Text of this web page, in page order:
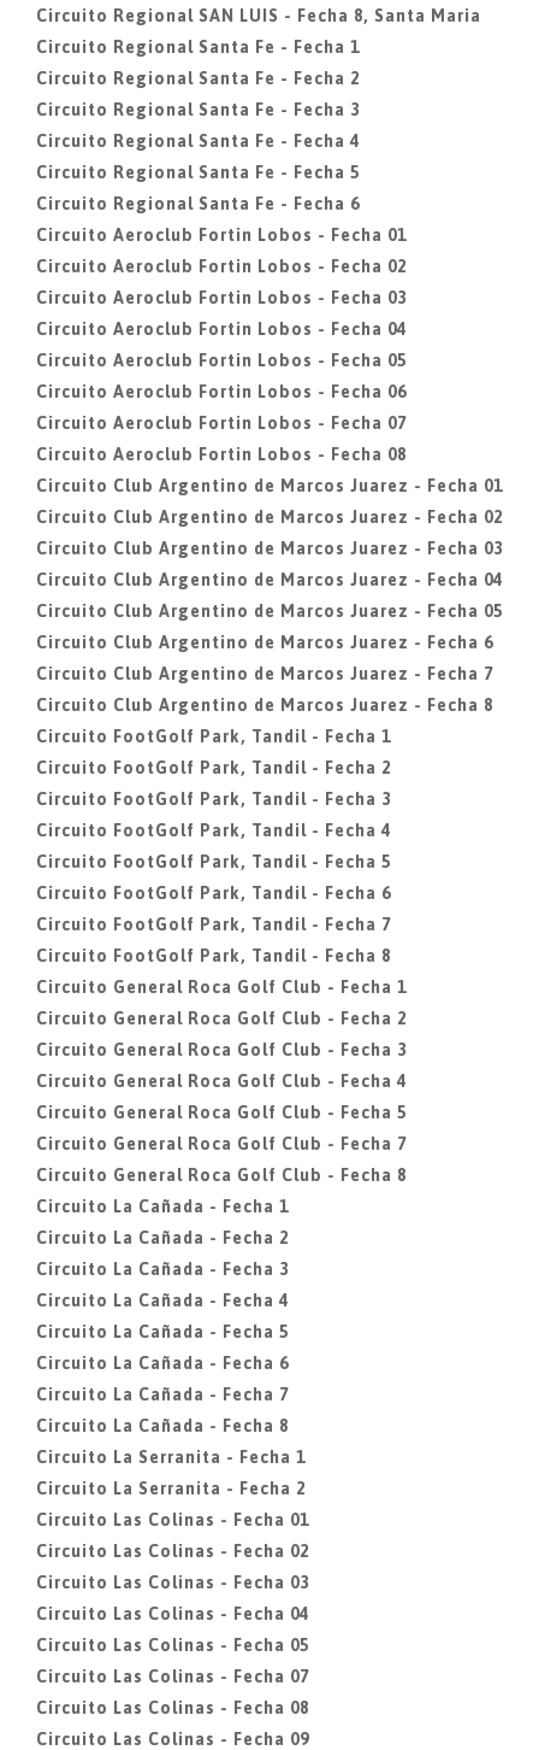
Circuito Regional SAN LUIS - Fecha 8, Santa Maria
Circuito Regional Santa Fe - Fecha 1
Circuito Regional Santa Fe - Fecha 2
Circuito Regional Santa Fe - Fecha 3
Circuito Regional Santa Fe - Fecha 4
Circuito Regional Santa Fe - Fecha 5
Circuito Regional Santa Fe - Fecha 6
Circuito Aeroclub Fortin Lobos - Fecha 01
Circuito Aeroclub Fortin Lobos - Fecha 02
Circuito Aeroclub Fortin Lobos - Fecha 03
Circuito Aeroclub Fortin Lobos - Fecha 04
Circuito Aeroclub Fortin Lobos - Fecha 05
Circuito Aeroclub Fortin Lobos - Fecha 06
Circuito Aeroclub Fortin Lobos - Fecha 07
Circuito Aeroclub Fortin Lobos - Fecha 08
Circuito Club Argentino de Marcos Juarez - Fecha 01
Circuito Club Argentino de Marcos Juarez - Fecha 02
Circuito Club Argentino de Marcos Juarez - Fecha 03
Circuito Club Argentino de Marcos Juarez - Fecha 04
Circuito Club Argentino de Marcos Juarez - Fecha 05
Circuito Club Argentino de Marcos Juarez - Fecha 6
Circuito Club Argentino de Marcos Juarez - Fecha 7
Circuito Club Argentino de Marcos Juarez - Fecha 8
Circuito FootGolf Park, Tandil - Fecha 1
Circuito FootGolf Park, Tandil - Fecha 2
Circuito FootGolf Park, Tandil - Fecha 3
Circuito FootGolf Park, Tandil - Fecha 4
Circuito FootGolf Park, Tandil - Fecha 5
Circuito FootGolf Park, Tandil - Fecha 6
Circuito FootGolf Park, Tandil - Fecha 7
Circuito FootGolf Park, Tandil - Fecha 8
Circuito General Roca Golf Club - Fecha 1
Circuito General Roca Golf Club - Fecha 2
Circuito General Roca Golf Club - Fecha 3
Circuito General Roca Golf Club - Fecha 4
Circuito General Roca Golf Club - Fecha 5
Circuito General Roca Golf Club - Fecha 7
Circuito General Roca Golf Club - Fecha 8
Circuito La Cañada - Fecha 1
Circuito La Cañada - Fecha 2
Circuito La Cañada - Fecha 3
Circuito La Cañada - Fecha 4
Circuito La Cañada - Fecha 5
Circuito La Cañada - Fecha 6
Circuito La Cañada - Fecha 7
Circuito La Cañada - Fecha 8
Circuito La Serranita - Fecha 1
Circuito La Serranita - Fecha 2
Circuito Las Colinas - Fecha 01
Circuito Las Colinas - Fecha 02
Circuito Las Colinas - Fecha 03
Circuito Las Colinas - Fecha 04
Circuito Las Colinas - Fecha 05
Circuito Las Colinas - Fecha 07
Circuito Las Colinas - Fecha 08
Circuito Las Colinas - Fecha 09